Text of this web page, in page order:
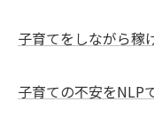
子育てをしながら稼
子育ての不安をNLP